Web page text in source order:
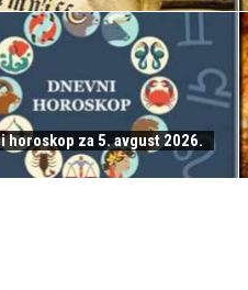
horoskop za 5. avgust 2026.